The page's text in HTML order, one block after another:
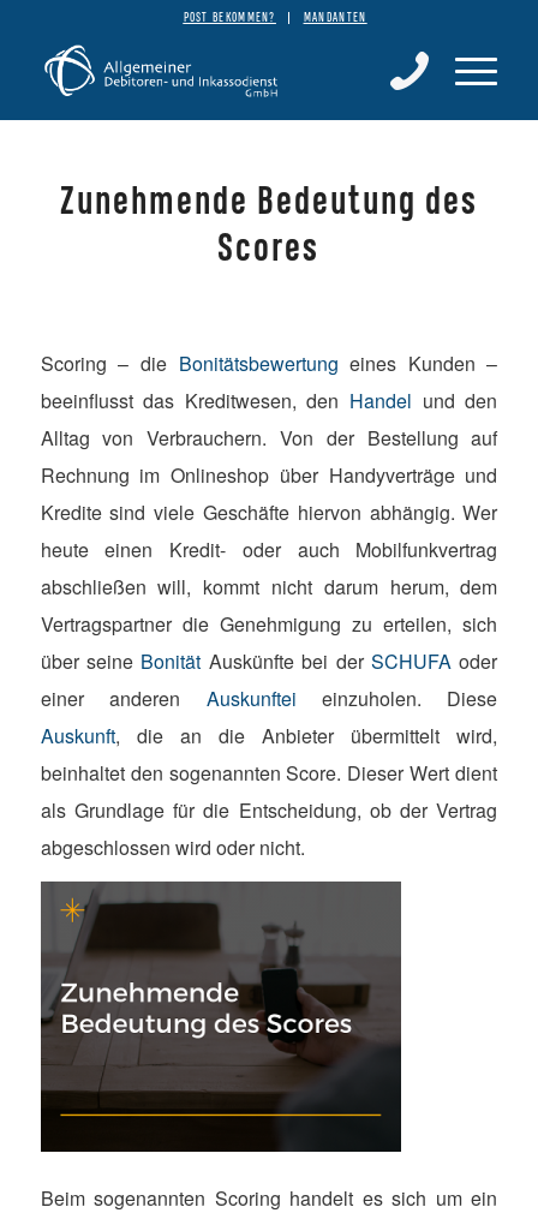
POST BEKOMMEN? MANDANTEN
Zunehmende Bedeutung des
Scores
Scoring – die Bonitätsbewertungeines Kunden –
beeinflusst das Kreditwesen, den Handel und den
Alltag von Verbrauchern. Von der Bestellung auf
Rechnung im Onlineshop über Handyverträge und
Kredite sind viele Geschäfte hiervon abhängig. Wer
heute einen Kredit- oder auch Mobilfunkvertrag
abschließen will, kommt nicht darum herum, dem
Vertragspartner die Genehmigung zu erteilen, sich
über seine Bonität Auskünfte bei derSCHUFA oder
einer anderen Auskunftei einzuholen. Diese
Auskunft, die an die Anbieter übermittelt wird,
beinhaltet den sogenannten Score. Dieser Wert dient
als Grundlage für die Entscheidung, ob der Vertrag
abgeschlossen wird oder nicht.
Beim sogenannten Scoring handelt es sich um ein